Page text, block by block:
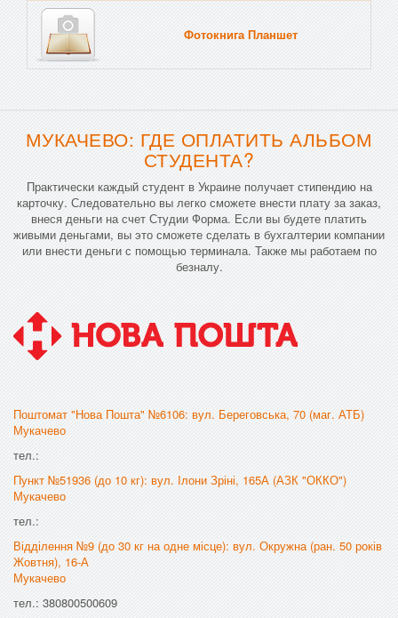
Фотокнига Планшет
МУКАЧЕВО: ГДЕ ОПЛАТИТЬ АЛЬБОМ
СТУДЕНТА?
Практически каждый студент в Украине получает стипендию на
карточку. Следовательно вы легко сможете внести плату за заказ,
внеся деньги на счет Студии Форма. Если вы будете платить
живыми деньгами, вы это сможете сделать в бухгалтерии компании
или внести деньги с помощью терминала. Также мы работаем по
безналу.
Поштомат "Нова Пошта" №6106: вул. Береговська, 70 (маг. АТБ)
Мукачево
тел.:
Пункт №51936 (до 10 кг): вул. Ілони Зріні, 165А (АЗК "ОККО")
Мукачево
тел.:
Відділення №9 (до 30 кг на одне місце): вул. Окружна (ран. 50 років
Жовтня), 16-А
Мукачево
тел.: 380800500609